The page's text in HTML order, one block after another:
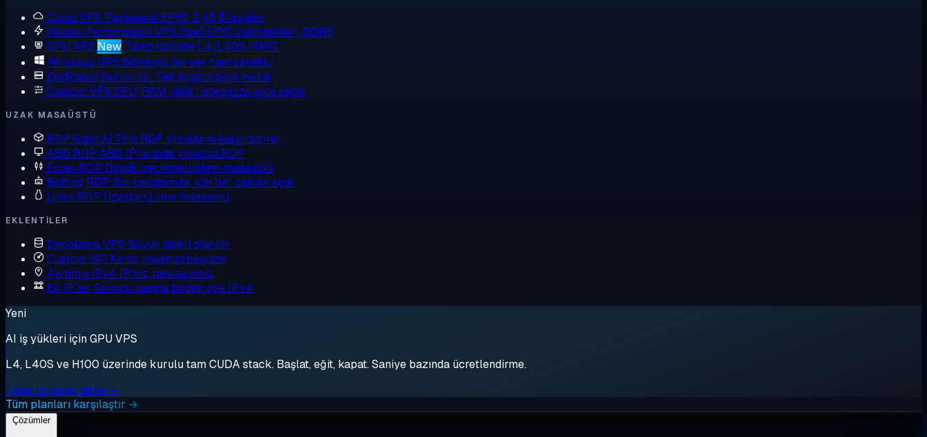
Cloud VPS Paylaşımlı EPYC, 2,48 $/ay'dan
Yüksek Performanslı VPS Özel EPYC çekirdekleri, DDR5
GPU VPS New Talep üzerine L4, L40S, H100
Windows VPS Windows Server, tam yönetici
Dedicated Server'lar Tek kiracılı bare metal
Custom VPS CPU, RAM, disk'i isteğinize göre seçin
UZAK MASAÜSTÜ
RDP Satın Al Tüm RDP planlarını karşılaştırın
ABD RDP ABD IP'lerinde yönetici RDP
Forex RDP Düşük gecikmeli işlem masaüstü
Botting RDP Bot çalıştırmak için her zaman açık
Linux RDP Uzaktan Linux masaüstü
EKLENTILER
Depolama VPS Büyük diskli planlar
Custom ISO Kendi imajınızı başlatın
Ayrılmış IPv4 IP'niz, paylaşımsız
Ek IP'ler Sunucu başına birden çok IPv4
Yeni
AI iş yükleri için GPU VPS
L4, L40S ve H100 üzerinde kurulu tam CUDA stack. Başlat, eğit, kapat. Saniye bazında ücretlendirme.
1 saat ücretsiz dene →
Tüm planları karşılaştır →
Çözümler